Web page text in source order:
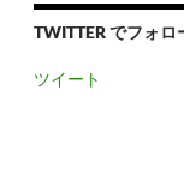
TWITTER でフォロ
ツイート